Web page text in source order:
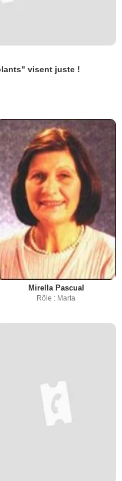
visent juste !
Mirella Pascual
Rôle : Marta